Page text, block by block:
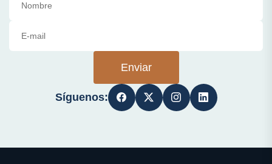
Enviar
Síguenos: